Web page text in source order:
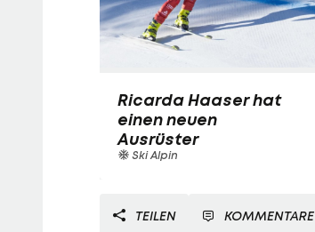
Ricarda Haaser hat
einen neuen
Ausrüster
Ski Alpin
TEILEN KOMMENTARE